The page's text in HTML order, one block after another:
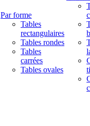
Par forme
Tables
rectangulaires
Tables rondes
Tables
carrées
Tables ovales